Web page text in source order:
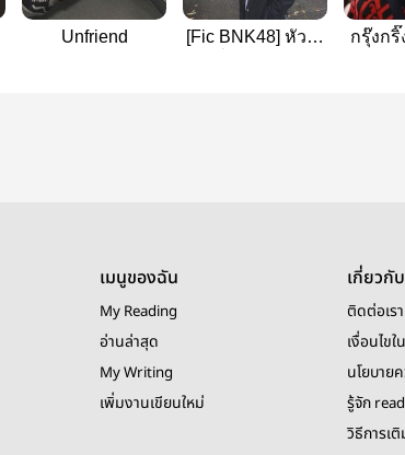
Unfriend
[Fic BNK48] หัวใจ
กรุ๊งกริ๊
เมนูของฉัน
My Reading
อ่านล่าสุด
My Writing
เพิ่มงานเขียนใหม่
เกี่ยวกับ
ติดต่อเรา
เงื่อนไข
นโยบาย
รู้จัก
วิธีการเ